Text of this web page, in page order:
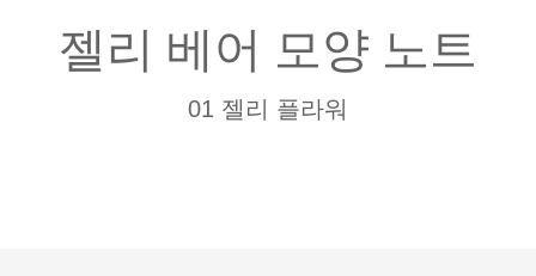
젤리 베어 모양 노트
01 젤리 플라워